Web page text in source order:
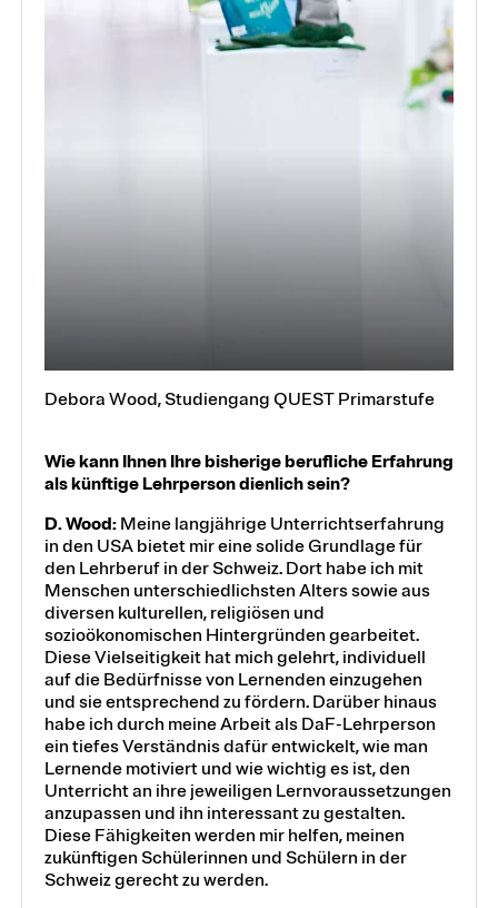
Debora Wood, Studiengang QUEST Primarstufe
Wie kann Ihnen Ihre bisherige berufliche Erfahrung
als künftige Lehrperson dienlich sein?
D. Wood: Meine langjährige Unterrichtserfahrung
in den USA bietet mir eine solide Grundlage für
den Lehrberuf in der Schweiz. Dort habe ich mit
Menschen unterschiedlichsten Alters sowie aus
diversen kulturellen, religiösen und
sozioökonomischen Hintergründen gearbeitet.
Diese Vielseitigkeit hat mich gelehrt, individuell
auf die Bedürfnisse von Lernenden einzugehen
und sie entsprechend zu fördern. Darüber hinaus
habe ich durch meine Arbeit als DaF-Lehrperson
ein tiefes Verständnis dafür entwickelt, wie man
Lernende motiviert und wie wichtig es ist, den
Unterricht an ihre jeweiligen Lernvoraussetzungen
anzupassen und ihn interessant zu gestalten.
Diese Fähigkeiten werden mir helfen, meinen
zukünftigen Schülerinnen und Schülern in der
Schweiz gerecht zu werden.